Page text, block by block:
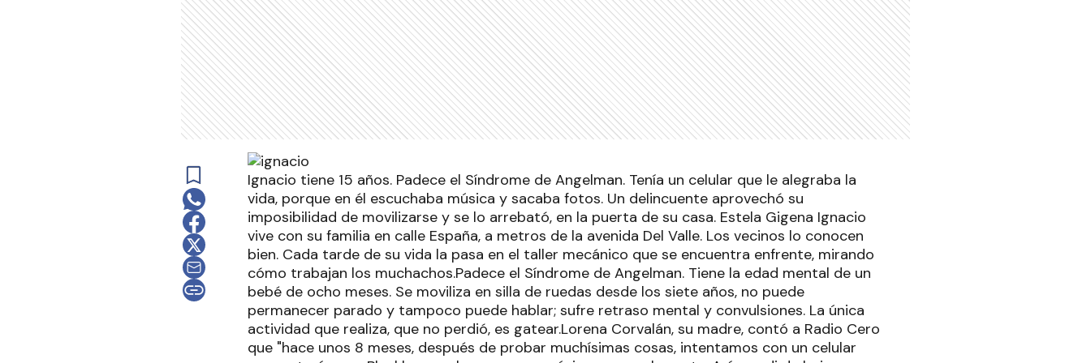
Ignacio tiene 15 años. Padece el Síndrome de Angelman. Tenía un celular que le alegraba la
vida, porque en él escuchaba música y sacaba fotos. Un delincuente aprovechó su
imposibilidad de movilizarse y se lo arrebató, en la puerta de su casa. Estela Gigena Ignacio
vive con su familia en calle España, a metros de la avenida Del Valle. Los vecinos lo conocen
bien. Cada tarde de su vida la pasa en el taller mecánico que se encuentra enfrente, mirando
cómo trabajan los muchachos.Padece el Síndrome de Angelman. Tiene la edad mental de un
bebé de ocho meses. Se moviliza en silla de ruedas desde los siete años, no puede
permanecer parado y tampoco puede hablar; sufre retraso mental y convulsiones. La única
actividad que realiza, que no perdió, es gatear.Lorena Corvalán, su madre, contó a Radio Cero
que "hace unos 8 meses, después de probar muchísimas cosas, intentamos con un celular